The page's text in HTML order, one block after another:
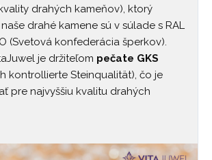
drahých kameňov), ktorý
drahé kamene sú v súlade s RAL
(Svetová konfederácia šperkov).
je držiteľom pečate GKS
kontrollierte Steinqualität), čo je
pre najvyššiu kvalitu drahých